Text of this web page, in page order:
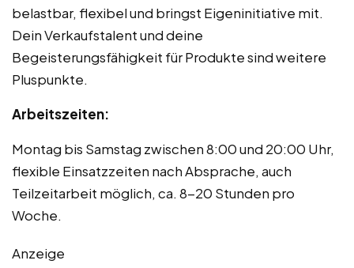
belastbar, flexibel und bringst Eigeninitiative mit.
Dein Verkaufstalent und deine
Begeisterungsfähigkeit für Produkte sind weitere
Pluspunkte.
Arbeitszeiten:
Montag bis Samstag zwischen 8:00 und 20:00 Uhr,
flexible Einsatzzeiten nach Absprache, auch
Teilzeitarbeit möglich, ca. 8-20 Stunden pro
Woche.
Anzeige